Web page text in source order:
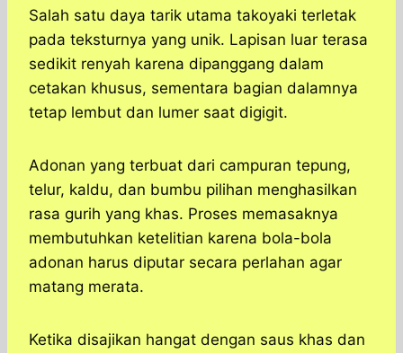
Salah satu daya tarik utama takoyaki terletak
pada teksturnya yang unik. Lapisan luar terasa
sedikit renyah karena dipanggang dalam
cetakan khusus, sementara bagian dalamnya
tetap lembut dan lumer saat digigit.
Adonan yang terbuat dari campuran tepung,
telur, kaldu, dan bumbu pilihan menghasilkan
rasa gurih yang khas. Proses memasaknya
membutuhkan ketelitian karena bola-bola
adonan harus diputar secara perlahan agar
matang merata.
Ketika disajikan hangat dengan saus khas dan